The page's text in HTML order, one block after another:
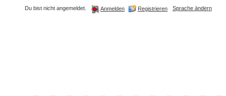
Du bist nicht angemeldet. Anmelden Registrieren Sprache ändern